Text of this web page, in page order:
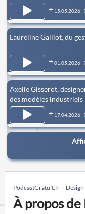
15.05.2026
Laureline Galliot, du
01.05.2026
Axelle Gisserot,
des modèles industriels
17.04.2026
PodcastGratuit.fr Design
À propos